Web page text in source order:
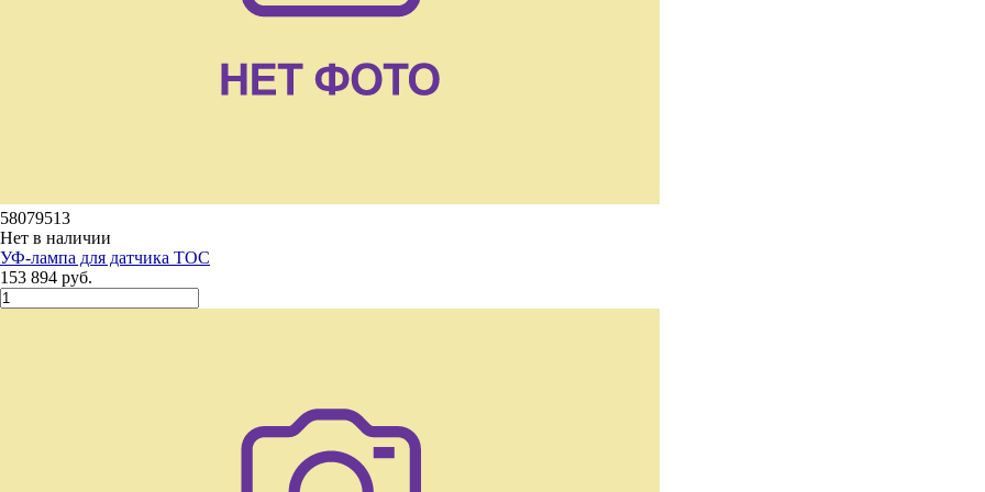
58079513
Нет в наличии
УФ-лампа для датчика TOC
153 894 руб.